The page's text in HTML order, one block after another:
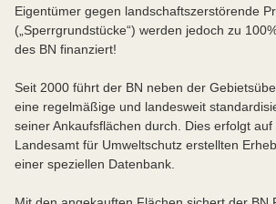
Eigentümer gegen landschaftszerstörende
(„Sperrgrundstücke“) werden jedoch zu
des BN finanziert!
Seit 2000 führt der BN neben der
eine regelmäßige und landesweit
seiner Ankaufsflächen durch. Dies erfolgt
Landesamt für Umweltschutz erstellten
einer speziellen Datenbank.